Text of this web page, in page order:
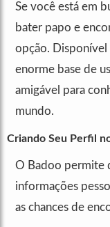
Se você está em
bater papo e
opção. Disponível
enorme base de
amigável para
mundo.
Criando Seu Perfil
O Badoo permite
informações
as chances de